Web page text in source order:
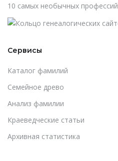
10 самых необычных профессий
Сервисы
Каталог фамилий
Cемейное древо
Анализ фамилии
Краеведческие статьи
Архивная статистика